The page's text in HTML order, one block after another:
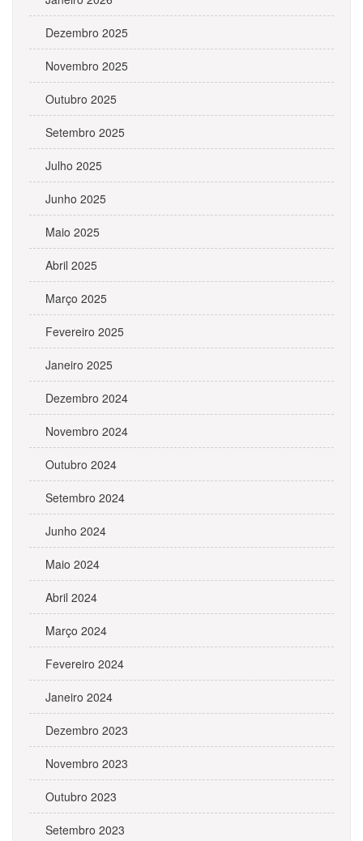
Dezembro 2025
Novembro 2025
Outubro 2025
Setembro 2025
Julho 2025
Junho 2025
Maio 2025
Abril 2025
Março 2025
Fevereiro 2025
Janeiro 2025
Dezembro 2024
Novembro 2024
Outubro 2024
Setembro 2024
Junho 2024
Maio 2024
Abril 2024
Março 2024
Fevereiro 2024
Janeiro 2024
Dezembro 2023
Novembro 2023
Outubro 2023
Setembro 2023